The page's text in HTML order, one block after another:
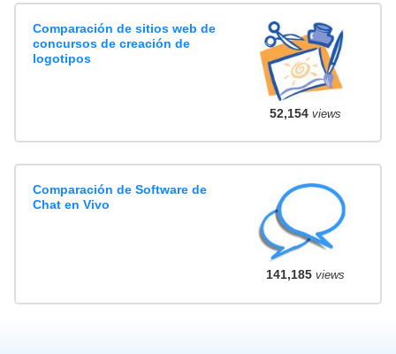
Comparación de sitios web de
concursos de creación de
logotipos
52,154views
Comparación de Software de
Chat en Vivo
141,185views